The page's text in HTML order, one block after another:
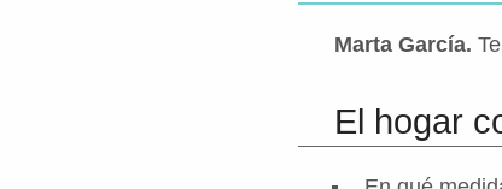
Marta García.
El hogar